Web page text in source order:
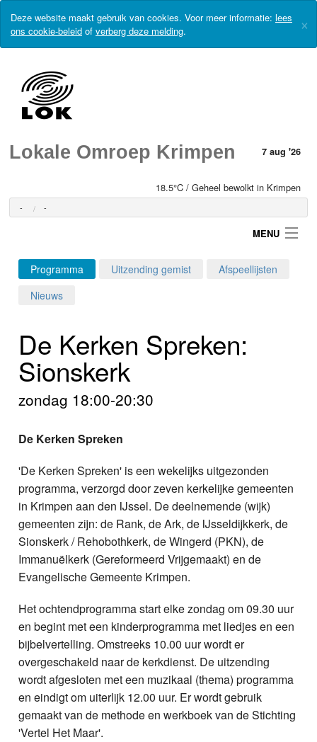
Deze website maakt gebruik van cookies. Voor meer informatie: lees
ons cookie-beleid of verberg deze melding. ×
Lokale Omroep Krimpen 7 aug '26
18.5°C / Geheel bewolkt in Krimpen
- -
MENU
Login
Programma's
Webcam
Info
Programma Uitzending gemist
Afspeellijsten
Nieuws
De Kerken Spreken:
Sionskerk
zondag 18:00-20:30
De Kerken Spreken
'De Kerken Spreken' is een wekelijks uitgezonden
programma, verzorgd door zeven kerkelijke gemeenten
in Krimpen aan den IJssel. De deelnemende (wijk)
gemeenten zijn: de Rank, de Ark, de IJsseldijkkerk, de
Sionskerk / Rehobothkerk, de Wingerd (PKN), de
Immanuëlkerk (Gereformeerd Vrijgemaakt) en de
Evangelische Gemeente Krimpen.
Het ochtendprogramma start elke zondag om 09.30 uur
en begint met een kinderprogramma met liedjes en een
bijbelvertelling. Omstreeks 10.00 uur wordt er
overgeschakeld naar de kerkdienst. De uitzending
wordt afgesloten met een muzikaal (thema) programma
en eindigt om uiterlijk 12.00 uur. Er wordt gebruik
gemaakt van de methode en werkboek van de Stichting
'Vertel Het Maar'.